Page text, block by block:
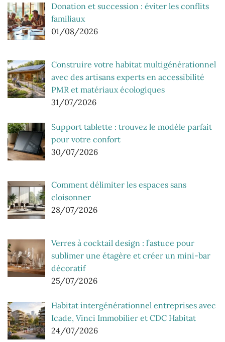
Donation et succession : éviter les conflits
familiaux
01/08/2026
Construire votre habitat multigénérationnel
avec des artisans experts en accessibilité
PMR et matériaux écologiques
31/07/2026
Support tablette : trouvez le modèle parfait
pour votre confort
30/07/2026
Comment délimiter les espaces sans
cloisonner
28/07/2026
Verres à cocktail design : l’astuce pour
sublimer une étagère et créer un mini-bar
décoratif
25/07/2026
Habitat intergénérationnel entreprises avec
Icade, Vinci Immobilier et CDC Habitat
24/07/2026